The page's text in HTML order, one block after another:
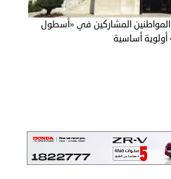
المشاركين في «أسطول
أساسية